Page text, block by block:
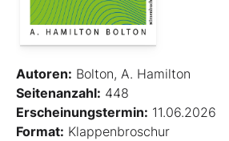
Autoren: Bolton, A. Hamilton
Seitenanzahl: 448
Erscheinungstermin: 11.06.2026
Format: Klappenbroschur